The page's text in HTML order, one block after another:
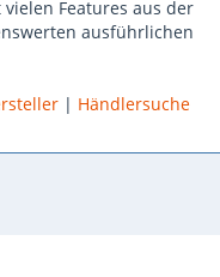
Features aus der
ausführlichen
| Händlersuche